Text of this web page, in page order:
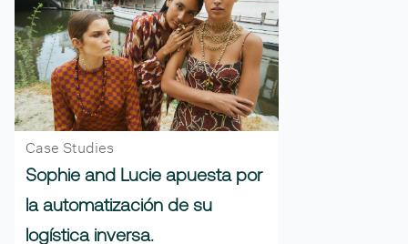
Case Studies
Sophie and Lucie apuesta por
la automatización de su
logística inversa.